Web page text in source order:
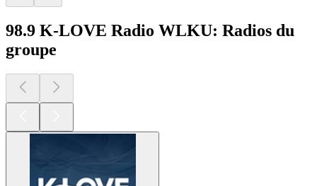
98.9 K-LOVE Radio WLKU: Radios du
groupe